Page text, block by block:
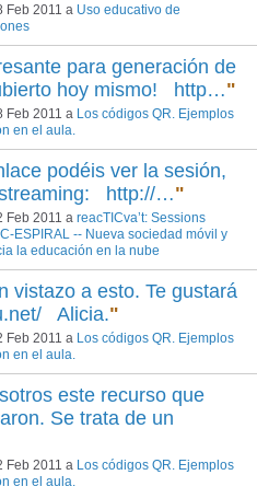
Feb 2011 a Uso educativo de
para generación de
hoy mismo! http…"
Feb 2011 a Los códigos QR. Ejemplos
en el aula.
podéis ver la sesión,
http://…"
Feb 2011 a reacTICva’t: Sessions
ESPIRAL -- Nueva sociedad móvil y
la educación en la nube
vistazo a esto. Te gustará
Alicia."
Feb 2011 a Los códigos QR. Ejemplos
en el aula.
este recurso que
Se trata de un
Feb 2011 a Los códigos QR. Ejemplos
en el aula.